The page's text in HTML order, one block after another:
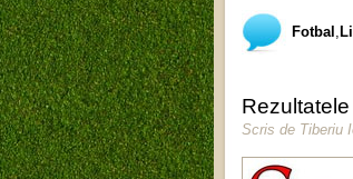
Fotbal
Scris de Tiberiu